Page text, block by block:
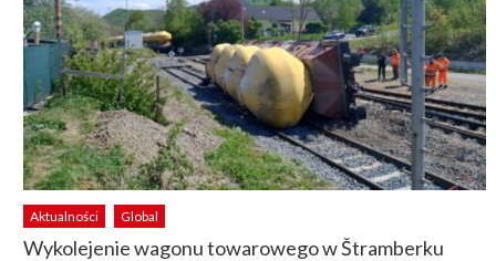
Aktualności Global
Wykolejenie wagonu towarowego w Štramberku